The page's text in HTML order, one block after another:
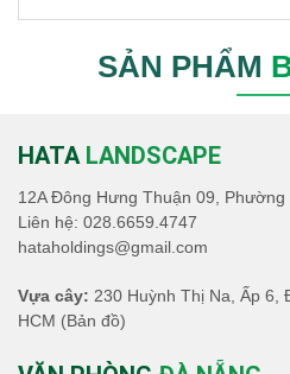
SẢN PHẨM
HATA LANDSCAPE
12A Đông Hưng Thuận 09,
Liên hệ: 028.6659.4747
hataholdings@gmail.com
Vựa cây: 230 Huỳnh Thị Na, Ấp 6,
HCM (Bản đồ)